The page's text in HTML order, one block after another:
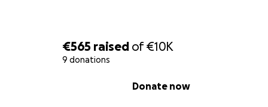
€565 raised of€10K
9 donations
Donate now